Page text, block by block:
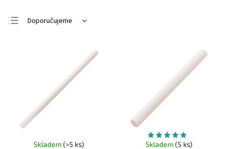
Doporučujeme
Nejprodávanější
Abecedně
Skladem(>5 ks) Skladem(5 ks)